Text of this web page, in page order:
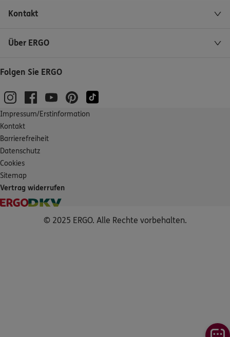
Kontakt
Über ERGO
Folgen Sie ERGO
Impressum/Erstinformation
Kontakt
Barrierefreiheit
Datenschutz
Cookies
Sitemap
Vertrag widerrufen
© 2025 ERGO. Alle Rechte vorbehalten.